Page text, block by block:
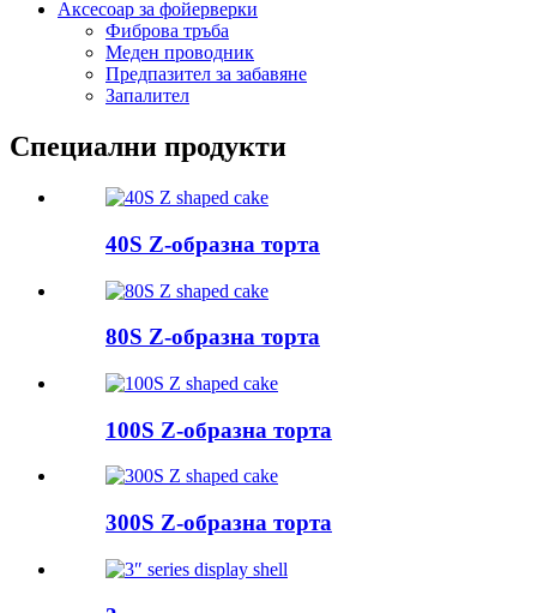
Аксесоар за фойерверки
Фиброва тръба
Меден проводник
Предпазител за забавяне
Запалител
Специални продукти
40S Z-образна торта
80S Z-образна торта
100S Z-образна торта
300S Z-образна торта